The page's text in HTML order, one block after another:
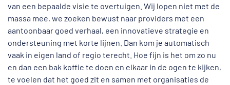
van een bepaalde visie te overtuigen. Wij lopen niet met de
massa mee, we zoeken bewust naar providers met een
aantoonbaar goed verhaal, een innovatieve strategie en
ondersteuning met korte lijnen. Dan kom je automatisch
vaak in eigen land of regio terecht. Hoe fijn is het om zo nu
en dan een bak koffie te doen en elkaar in de ogen te kijken,
te voelen dat het goed zit en samen met organisaties de